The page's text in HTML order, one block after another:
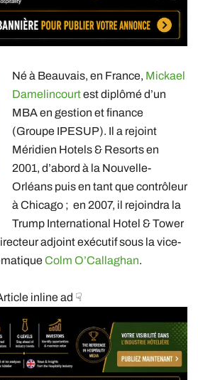
Né à Beauvais, en France, Mickael
Damelincourtest diplômé d’un
MBA en gestion et finance
(Groupe IPESUP). Il a rejoint
Méridien Hotels & Resorts en
2001, d’abord à la Nouvelle-
Orléans puis en tant que contrôleur
à Chicago ; en 2007, il rejoindra la
Trump International Hotel & Tower
adjoint exécutif sous la vice-
Colm O’Callaghan.
inline ad ☟